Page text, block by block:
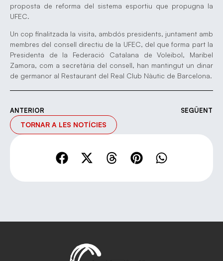
proposta de reforma del sistema esportiu que propugna la
UFEC.
Un cop finalitzada la visita, ambdós presidents, juntament amb
membres del consell directiu de la UFEC, del que forma part la
Presidenta de la Federació Catalana de Voleibol, Maribel
Zamora, com a secretària del consell, han mantingut un dinar
de germanor al Restaurant del Real Club Nàutic de Barcelona.
ANTERIOR SEGÜENT
TORNAR A LES NOTÍCIES